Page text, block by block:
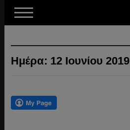
Ημέρα: 12 Ιουνίου 2019